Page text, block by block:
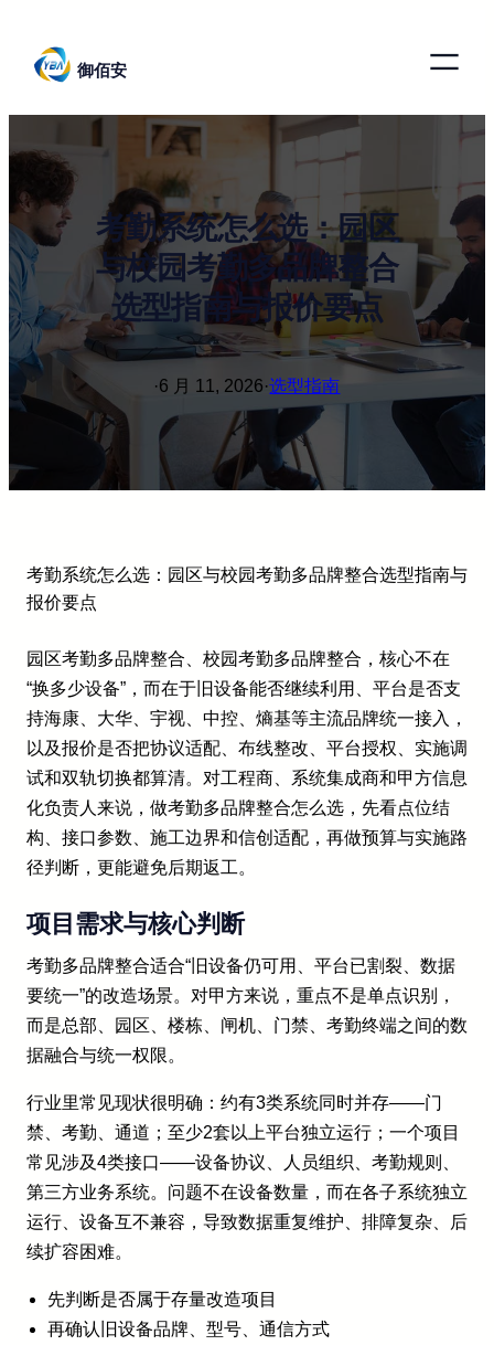
御佰安
考勤系统怎么选：园区
与校园考勤多品牌整合
选型指南与报价要点
·6 月 11, 2026·选型指南
考勤系统怎么选：园区与校园考勤多品牌整合选型指南与
报价要点
园区考勤多品牌整合、校园考勤多品牌整合，核心不在
“换多少设备”，而在于旧设备能否继续利用、平台是否支
持海康、大华、宇视、中控、熵基等主流品牌统一接入，
以及报价是否把协议适配、布线整改、平台授权、实施调
试和双轨切换都算清。对工程商、系统集成商和甲方信息
化负责人来说，做考勤多品牌整合怎么选，先看点位结
构、接口参数、施工边界和信创适配，再做预算与实施路
径判断，更能避免后期返工。
项目需求与核心判断
考勤多品牌整合适合“旧设备仍可用、平台已割裂、数据
要统一”的改造场景。对甲方来说，重点不是单点识别，
而是总部、园区、楼栋、闸机、门禁、考勤终端之间的数
据融合与统一权限。
行业里常见现状很明确：约有3类系统同时并存——门
禁、考勤、通道；至少2套以上平台独立运行；一个项目
常见涉及4类接口——设备协议、人员组织、考勤规则、
第三方业务系统。问题不在设备数量，而在各子系统独立
运行、设备互不兼容，导致数据重复维护、排障复杂、后
续扩容困难。
先判断是否属于存量改造项目
再确认旧设备品牌、型号、通信方式